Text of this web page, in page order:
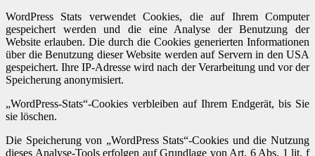
WordPress Stats verwendet Cookies, die auf Ihrem Computer
gespeichert werden und die eine Analyse der Benutzung der
Website erlauben. Die durch die Cookies generierten Informationen
über die Benutzung dieser Website werden auf Servern in den USA
gespeichert. Ihre IP-Adresse wird nach der Verarbeitung und vor der
Speicherung anonymisiert.
„WordPress-Stats“-Cookies verbleiben auf Ihrem Endgerät, bis Sie
sie löschen.
Die Speicherung von „WordPress Stats“-Cookies und die Nutzung
dieses Analyse-Tools erfolgen auf Grundlage von Art. 6 Abs. 1 lit. f